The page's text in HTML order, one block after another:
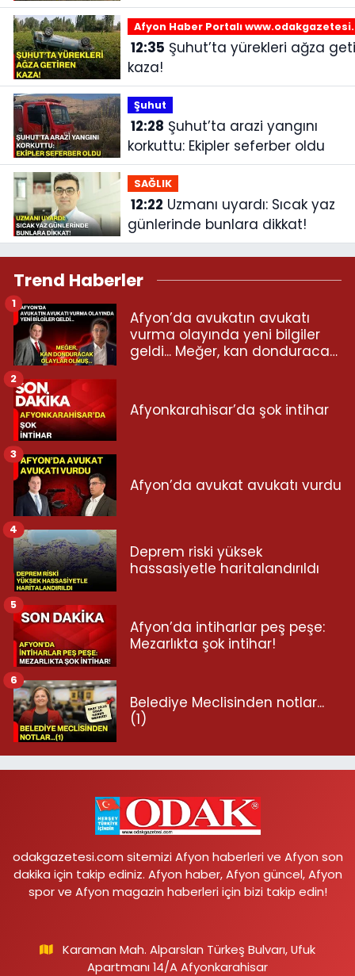
Afyon Haber Portalı
12:35
kaza!
Şuhut
12:28
korkuttu: Ekipler seferber oldu
SAĞLIK
12:22
günlerinde bunlara dikkat!
Trend Haberler
Afyon’da avukatın avukatı
vurma olayında yeni bilgiler
geldi... Meğer, kan donduracak
1
Afyonkarahisar’da şok intihar
2
Afyon’da avukat avukatı vurdu
3
Deprem riski yüksek
hassasiyetle haritalandırıldı
4
Afyon’da intiharlar peş peşe:
Mezarlıkta şok intihar!
5
Belediye Meclisinden notlar...
(1)
6
odakgazetesi.com sitemizi Afyon haberleri ve Afyon son
dakika için takip ediniz. Afyon haber, Afyon güncel, Afyon
spor ve Afyon magazin haberleri için bizi takip edin!
Karaman Mah. Alparslan Türkeş Bulvarı, Ufuk
Apartmanı 14/A Afyonkarahisar